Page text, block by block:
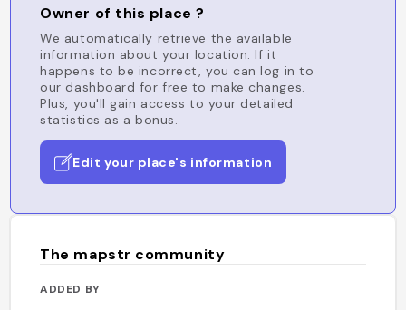
Owner of this place ?
We automatically retrieve the available
information about your location. If it
happens to be incorrect, you can log in to
our dashboard for free to make changes.
Plus, you'll gain access to your detailed
statistics as a bonus.
Edit your place's information
The mapstr community
ADDED BY